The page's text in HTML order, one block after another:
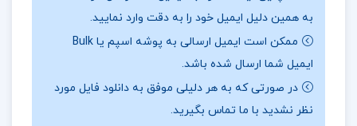
مهارت‌های خود را ارتقاء دهند و در ارائه خدمات بهداشتی
و پرستاری بهتر و موثرتر عمل کنند. این کتاب، ابزاری
قدرتمند برای آموزش و تقویت مهارت‌های حرفه‌ای در این
زمینه است.
در ادامه همراه
به همین دلیل ایمیل خود را به دقت وارد نمایید.
ممکن است ایمیل ارسالی به پوشه اسپم یا Bulk
ایمیل شما ارسال شده باشد.
در صورتی که به هر دلیلی موفق به دانلود فایل مورد
نظر نشدید با ما تماس بگیرید.